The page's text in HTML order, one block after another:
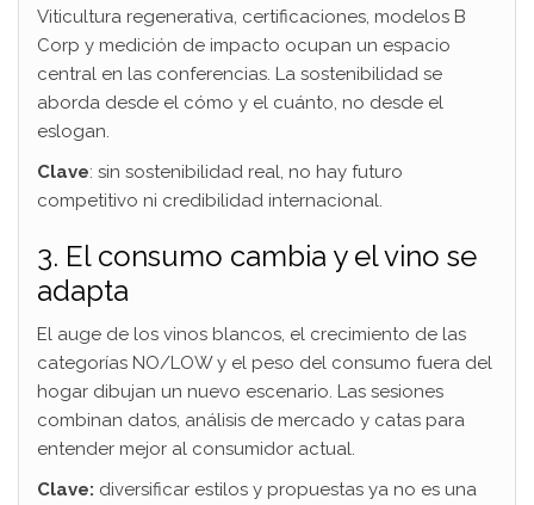
Viticultura regenerativa, certificaciones, modelos B
Corp y medición de impacto ocupan un espacio
central en las conferencias. La sostenibilidad se
aborda desde el cómo y el cuánto, no desde el
eslogan.
Clave: sin sostenibilidad real, no hay futuro
competitivo ni credibilidad internacional.
3. El consumo cambia y el vino se
adapta
El auge de los vinos blancos, el crecimiento de las
categorías NO/LOW y el peso del consumo fuera del
hogar dibujan un nuevo escenario. Las sesiones
combinan datos, análisis de mercado y catas para
entender mejor al consumidor actual.
Clave: diversificar estilos y propuestas ya no es una